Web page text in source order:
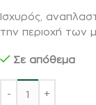
Ισχυρός,
την περιοχή των
Σε απόθεμα